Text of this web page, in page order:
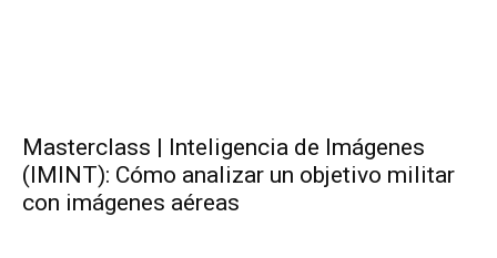
Masterclass | Inteligencia de Imágenes
(IMINT): Cómo analizar un objetivo militar
con imágenes aéreas